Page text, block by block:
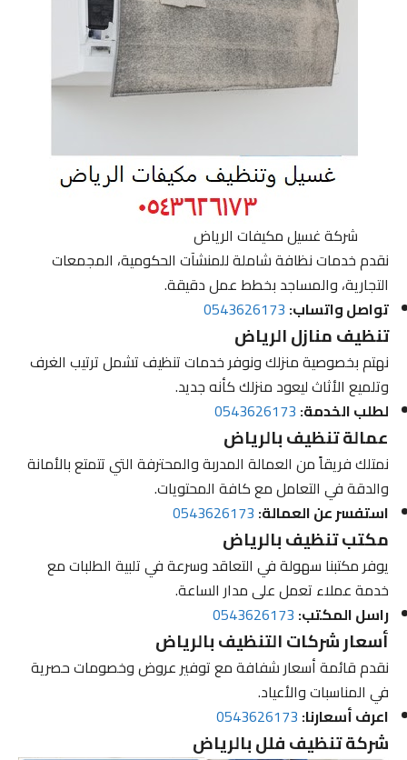
شركة غسيل مكيفات الرياض
نقدم خدمات نظافة شاملة للمنشآت الحكومية، المجمعات
التجارية، والمساجد بخطط عمل دقيقة.
تواصل واتساب:0543626173
تنظيف منازل الرياض
نهتم بخصوصية منزلك ونوفر خدمات تنظيف تشمل ترتيب الغرف
وتلميع الأثاث ليعود منزلك كأنه جديد.
لطلب الخدمة:0543626173
عمالة تنظيف بالرياض
نمتلك فريقاً من العمالة المدربة والمحترفة التي تتمتع بالأمانة
والدقة في التعامل مع كافة المحتويات.
استفسر عن العمالة:0543626173
مكتب تنظيف بالرياض
يوفر مكتبنا سهولة في التعاقد وسرعة في تلبية الطلبات مع
خدمة عملاء تعمل على مدار الساعة.
راسل المكتب:0543626173
أسعار شركات التنظيف بالرياض
نقدم قائمة أسعار شفافة مع توفير عروض وخصومات حصرية
في المناسبات والأعياد.
اعرف أسعارنا:0543626173
شركة تنظيف فلل بالرياض